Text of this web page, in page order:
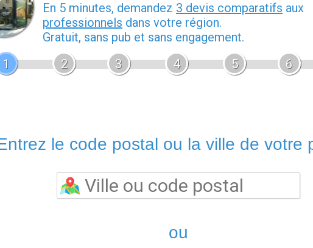
En 5 minutes, demandez 3 devis comparatifs aux
professionnels dans votre région.
Gratuit, sans pub et sans engagement.
1
2 3 4 5 6
le code postal ou la ville de votre
ou